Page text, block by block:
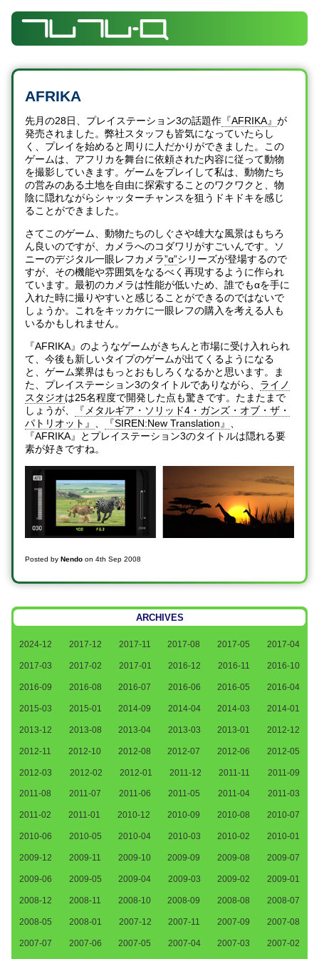
AFRIKA
先月の28日、プレイステーション3の話題作 『AFRIKA』が
発売されました。弊社スタッフも皆気になっていたらし
く、プレイを始めると周りに人だかりができました。この
ゲームは、アフリカを舞台に依頼された内容に従って動物
を撮影していきます。ゲームをプレイして私は、動物たち
の営みのある土地を自由に探索することのワクワクと、物
陰に隠れながらシャッターチャンスを狙うドキドキを感じ
ることができました。
さてこのゲーム、動物たちのしぐさや雄大な風景はもちろ
ん良いのですが、カメラへのコダワリがすごいんです。ソ
ニーのデジタル一眼レフカメラ”α”シリーズが登場するので
すが、その機能や雰囲気をなるべく再現するように作られ
ています。最初のカメラは性能が低いため、誰でもαを手に
入れた時に撮りやすいと感じることができるのではないで
しょうか。これをキッカケに一眼レフの購入を考える人も
いるかもしれません。
『AFRIKA』のようなゲームがきちんと市場に受け入れられ
て、今後も新しいタイプのゲームが出てくるようになる
と、ゲーム業界はもっとおもしろくなるかと思います。ま
た、プレイステーション3のタイトルでありながら、 ライノ
スタジオは25名程度で開発した点も驚きです。たまたまで
しょうが、
『メタルギア・ソリッド4・ガンズ・オブ・ザ・
パトリオット』
『SIREN:New Translation』
『AFRIKA』とプレイステーション3のタイトルは隠れる要
素が好きですね。
Posted byNendo on4th Sep 2008
ARCHIVES
2024-12 2017-12 2017-11 2017-08 2017-05 2017-04
2017-03 2017-02 2017-01 2016-12 2016-11 2016-10
2016-09 2016-08 2016-07 2016-06 2016-05 2016-04
2015-03 2015-01 2014-09 2014-04 2014-03 2014-01
2013-12 2013-08 2013-04 2013-03 2013-01 2012-12
2012-11 2012-10 2012-08 2012-07 2012-06 2012-05
2012-03 2012-02 2012-01 2011-12 2011-11 2011-09
2011-08 2011-07 2011-06 2011-05 2011-04 2011-03
2011-02 2011-01 2010-12 2010-09 2010-08 2010-07
2010-06 2010-05 2010-04 2010-03 2010-02 2010-01
2009-12 2009-11 2009-10 2009-09 2009-08 2009-07
2009-06 2009-05 2009-04 2009-03 2009-02 2009-01
2008-12 2008-11 2008-10 2008-09 2008-08 2008-07
2008-05 2008-01 2007-12 2007-11 2007-09 2007-08
2007-07 2007-06 2007-05 2007-04 2007-03 2007-02